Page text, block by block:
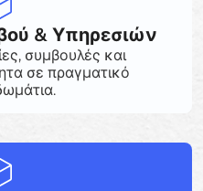
& Υπηρεσιών
συμβουλές και
σε πραγματικό